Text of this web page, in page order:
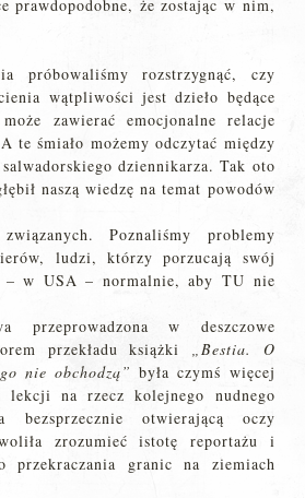
prawdopodobne, że zostając w nim,
próbowaliśmy rozstrzygnąć, czy
wątpliwości jest dzieło będące
zawierać emocjonalne relacje
te śmiało możemy odczytać między
dziennikarza. Tak oto
naszą wiedzę na temat powodów
Poznaliśmy problemy
ludzi, którzy porzucają swój
– w USA – normalnie, aby TU nie
przeprowadzona w deszczowe
przekładu książki
„Bestia. O
nie obchodzą” była czymś więcej
na rzecz kolejnego nudnego
bezsprzecznie otwierającą oczy
zrozumieć istotę reportażu i
przekraczania granic na ziemiach